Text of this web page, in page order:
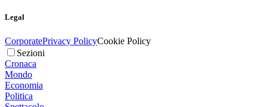
Legal
CorporatePrivacy PolicyCookie Policy
Sezioni
Cronaca
Mondo
Economia
Politica